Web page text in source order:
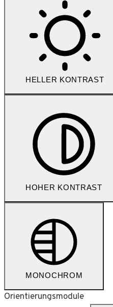
HELLER KONTRAST
HOHER KONTRAST
MONOCHROM
Orientierungsmodule